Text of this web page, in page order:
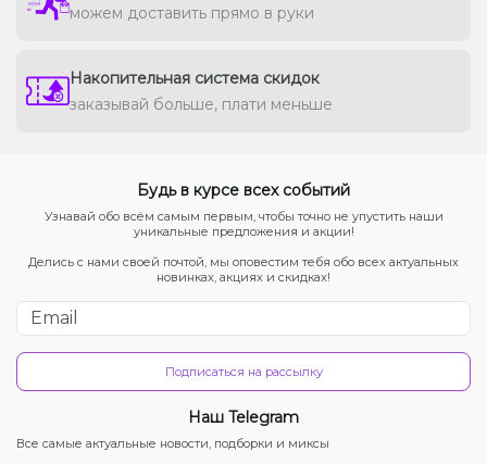
можем доставить прямо в руки
Накопительная система скидок
заказывай больше, плати меньше
Будь в курсе всех событий
Узнавай обо всём самым первым, чтобы точно не упустить наши
уникальные предложения и акции!
Делись с нами своей почтой, мы оповестим тебя обо всех актуальных
новинках, акциях и скидках!
Подписаться на рассылку
Наш Telegram
Все самые актуальные новости, подборки и миксы